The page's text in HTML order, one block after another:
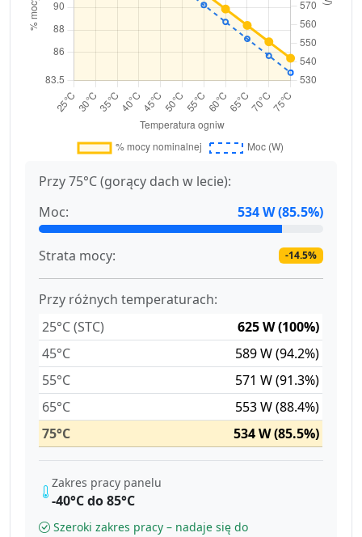
Przy 75°C (gorący dach w lecie):
Moc:
534 W (85.5%)
Strata mocy: -14.5%
Przy różnych temperaturach:
25°C (STC)
625 W (100%)
45°C
589 W (94.2%)
55°C
571 W (91.3%)
65°C
553 W (88.4%)
75°C
534 W (85.5%)
Zakres pracy panelu
-40°C do 85°C
Szeroki zakres pracy – nadaje się do